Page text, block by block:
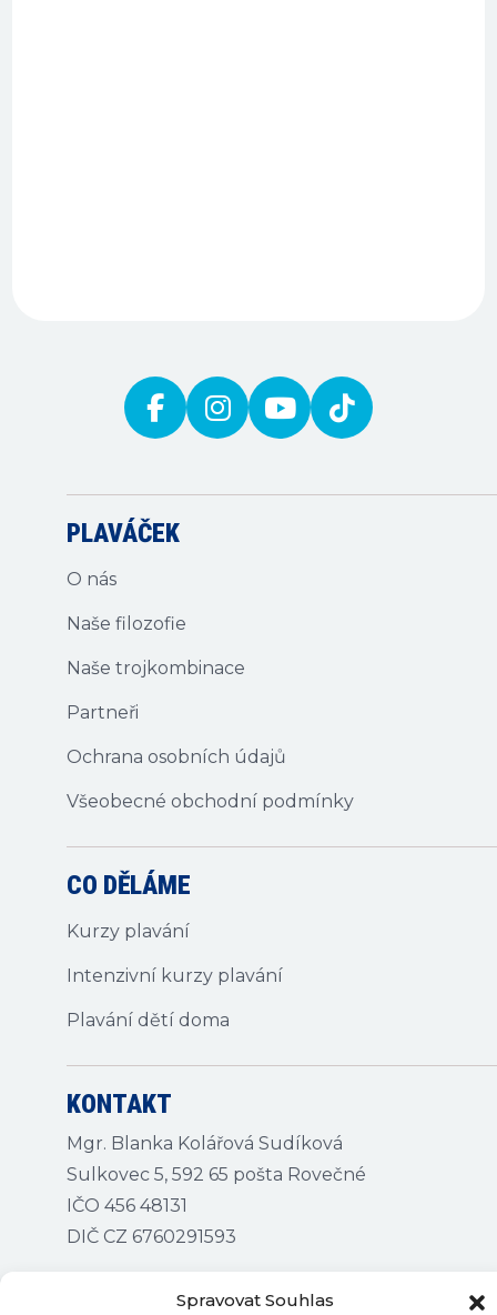
Spravovat Souhlas
PLAVÁČEK
O nás
Naše filozofie
Naše trojkombinace
Partneři
Ochrana osobních údajů
Všeobecné obchodní podmínky
CO DĚLÁME
Kurzy plavání
Intenzivní kurzy plavání
Plavání dětí doma
KONTAKT
Mgr. Blanka Kolářová Sudíková
Sulkovec 5, 592 65 pošta Rovečné
IČO 456 48131
DIČ CZ 6760291593